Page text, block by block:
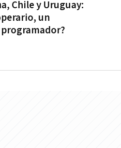
Chile y Uruguay:
un